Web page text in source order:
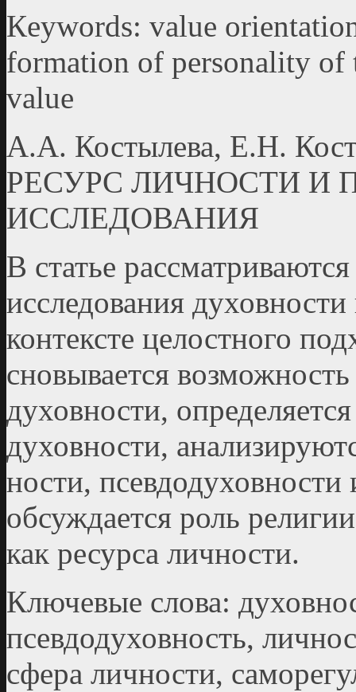
Кeywords: value
formation of personality of
value
А.А. Костылева, Е.Н.
РЕСУРС ЛИЧНОСТИ И
ИССЛЕДОВАНИЯ
В статье
исследования
контексте целостного
сновывается
духовности,
духовности,
ности,
обсуждается роль
как ресурса личности.
Ключевые слова:
псевдодуховность,
сфера личности,